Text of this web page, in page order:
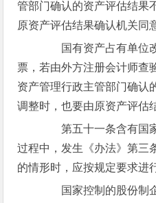
管部门确认的资产评估结果
原资产评估结果确认机关同
国有资产占有单位改
票，若由外方注册会计师查
资产管理行政主管部门确认
调整时，也要由原资产评估
第五十一条含有国家
过程中，发生《办法》第三
的情形时，应按规定要求进
国家控制的股份制企